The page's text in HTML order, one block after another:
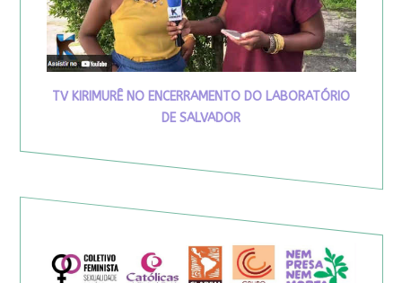
TV KIRIMURÊ NO ENCERRAMENTO DO LABORATÓRIO
DE SALVADOR